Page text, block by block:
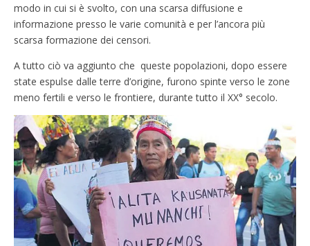
modo in cui si è svolto, con una scarsa diffusione e
informazione presso le varie comunità e per l’ancora più
scarsa formazione dei censori.
A tutto ciò va aggiunto che queste popolazioni, dopo essere
state espulse dalle terre d’origine, furono spinte verso le zone
meno fertili e verso le frontiere, durante tutto il XX° secolo.